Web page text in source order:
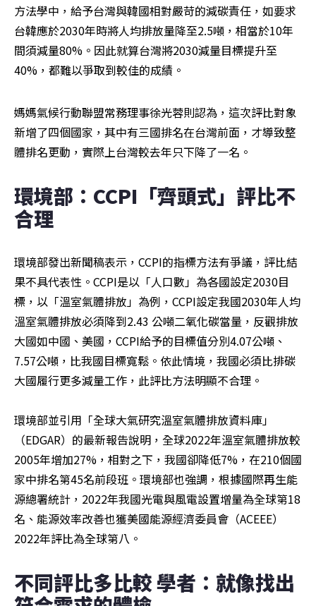
方法學中，給予台灣與韓國相對嚴苛的減碳責任，如要求
台韓應於2030年時將人均排放量降至2.5噸，相當於10年
間須減量80%。因此就算台灣將2030減量目標提升至
40%，都難以爭取到較佳的成績。
媽媽氣候行動聯盟常務理事徐光蓉則認為，這次評比對象
新增了四個國家，其中有三國排名在台灣前面，才導致整
體排名更動，實際上台灣較去年只下降了一名。
環境部：CCPI「齊頭式」評比不
合理
環境部發出新聞稿表示，CCPI的指標方法有爭議，評比結
果不具代表性。CCPI是以「人口數」為各國設定2030目
標，以「溫室氣體排放」為例，CCPI設定我國2030年人均
溫室氣體排放必須降到2.43 公噸二氧化碳當量，反觀排放
大國如中國、美國，CCPI給予的目標值分別4.07公噸、
7.57公噸，比我國目標寬鬆。依此情境，我國必須比排碳
大國履行更多減量工作，此評比方法明顯不合理。
環境部並引用「全球大氣研究溫室氣體排放資料庫」
（EDGAR）的最新報告說明，全球2022年溫室氣體排放較
2005年增加27%，相對之下，我國卻降低7%，在210個國
家中排名第45名前段班。環境部也強調，根據國際再生能
源總署統計，2022年我國光電與風電設置增量為全球第18
名、能源效率改善也獲美國能源經濟委員會（ACEEE）
2022年評比為全球第八。
不同評比多比較 學者：就像找出